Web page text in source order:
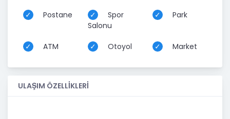
Postane
Spor
Salonu
Park
ATM Otoyol Market
ULAŞIM ÖZELLİKLERİ